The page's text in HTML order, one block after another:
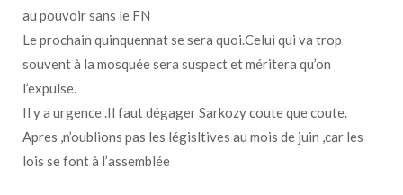
au pouvoir sans le FN
Le prochain quinquennat se sera quoi.Celui qui va trop
souvent à la mosquée sera suspect et méritera qu’on
l’expulse.
Il y a urgence .Il faut dégager Sarkozy coute que coute.
Apres ,n’oublions pas les législtives au mois de juin ,car les
lois se font à l’assemblée